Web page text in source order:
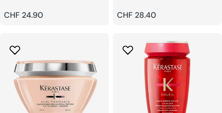
Prezzo
CHF 24.90
Prezzo
CHF 28.40